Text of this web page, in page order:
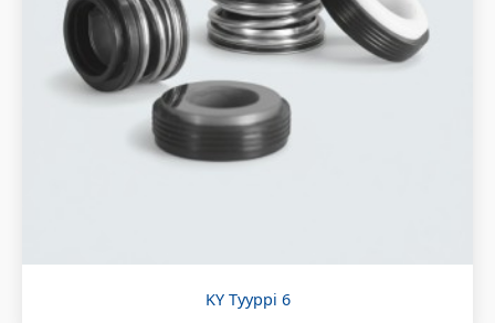
KY Tyyppi 6